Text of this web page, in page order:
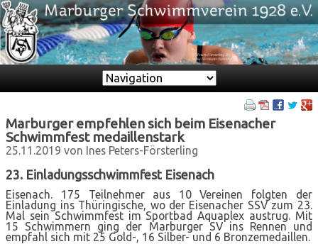
Zielseite
Marburger empfehlen sich beim Eisenacher
Schwimmfest medaillenstark
25.11.2019 von Ines Peters-Försterling
23. Einladungsschwimmfest Eisenach
Eisenach. 175 Teilnehmer aus 10 Vereinen folgten der
Einladung ins Thüringische, wo der Eisenacher SSV zum 23.
Mal sein Schwimmfest im Sportbad Aquaplex austrug. Mit
15 Schwimmern ging der Marburger SV ins Rennen und
empfahl sich mit 25 Gold-, 16 Silber- und 6 Bronzemedaillen.